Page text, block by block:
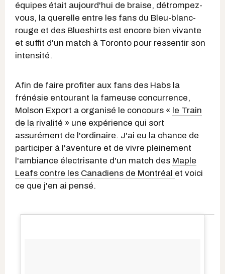
équipes était aujourd'hui de braise, détrompez-
vous, la querelle entre les fans du Bleu-blanc-
rouge et des Blueshirts est encore bien vivante
et suffit d'un match à Toronto pour ressentir son
intensité.
Afin de faire profiter aux fans des Habs la
frénésie entourant la fameuse concurrence,
Molson Export a organisé le concours « le Train
de la rivalité » une expérience qui sort
assurément de l'ordinaire. J'ai eu la chance de
participer à l'aventure et de vivre pleinement
l'ambiance électrisante d'un match des Maple
Leafs contre les Canadiens de Montréal et voici
ce que j'en ai pensé.